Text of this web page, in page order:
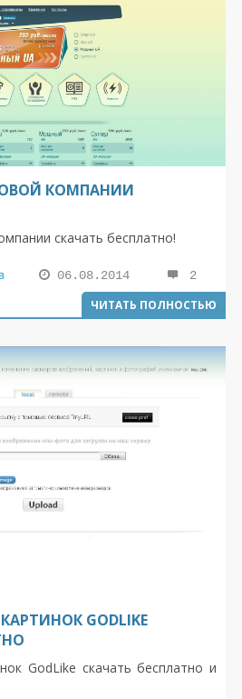
КОМПАНИИ
скачать бесплатно!
06.08.2014
2
ЧИТАТЬ ПОЛНОСТЬЮ
GODLIKE
GodLike скачать бесплатно и